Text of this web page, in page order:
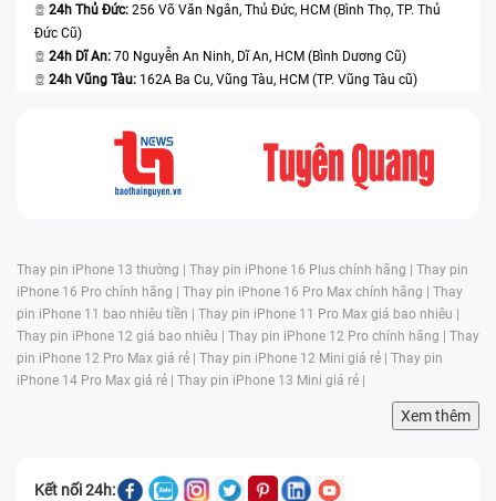
24h Thủ Đức: 256 Võ Văn Ngân, Thủ Đức, HCM (Bình Thọ, TP. Thủ
Đức Cũ)
24h Dĩ An: 70 Nguyễn An Ninh, Dĩ An, HCM (Bình Dương Cũ)
24h Vũng Tàu: 162A Ba Cu, Vũng Tàu, HCM (TP. Vũng Tàu cũ)
Thay pin iPhone 13 thường | Thay pin iPhone 16 Plus chính hãng | Thay pin
iPhone 16 Pro chính hãng | Thay pin iPhone 16 Pro Max chính hãng | Thay
pin iPhone 11 bao nhiêu tiền | Thay pin iPhone 11 Pro Max giá bao nhiêu |
Thay pin iPhone 12 giá bao nhiêu | Thay pin iPhone 12 Pro chính hãng | Thay
pin iPhone 12 Pro Max giá rẻ | Thay pin iPhone 12 Mini giá rẻ | Thay pin
iPhone 14 Pro Max giá rẻ | Thay pin iPhone 13 Mini giá rẻ |
Xem thêm
Kết nối 24h: